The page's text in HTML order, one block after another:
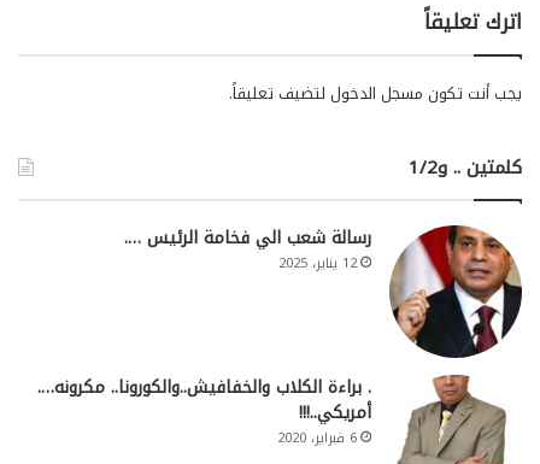
اترك تعليقاً
يجب أنت تكون مسجل الدخول لتضيف تعليقاً.
كلمتين .. و1/2
رسالة شعب الي فخامة الرئيس ….
12 يناير، 2025
. براءة الكلاب والخفافيش..والكورونا.. مكرونه….
أمريكي..!!!
6 فبراير، 2020